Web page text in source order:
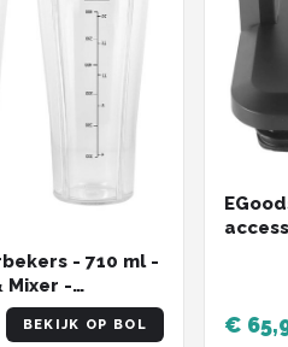
- 710 ml -
Mixer -
voor
- Kwalitatieve
BEKIJK OP BOL €